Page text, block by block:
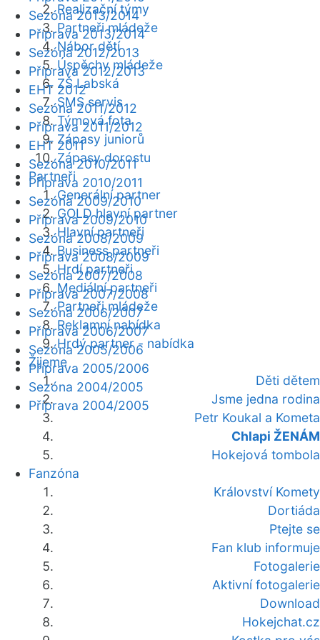
Realizační týmy
Partneři mládeže
Nábor dětí
Úspěchy mládeže
ZŠ Labská
SMS servis
Týmová fota
Zápasy juniorů
Zápasy dorostu
Partneři
Generální partner
GOLD hlavní partner
Hlavní partneři
Business partneři
Hrdí partneři
Mediální partneři
Partneři mládeže
Reklamní nabídka
Hrdý partner - nabídka
Žijeme
Děti dětem
Jsme jedna rodina
Petr Koukal a Kometa
Chlapi ŽENÁM
Hokejová tombola
Fanzóna
Království Komety
Dortiáda
Ptejte se
Fan klub informuje
Fotogalerie
Aktivní fotogalerie
Download
Hokejchat.cz
Sezóna 2013/2014
Příprava 2013/2014
Sezóna 2012/2013
Příprava 2012/2013
EHT 2012
Sezóna 2011/2012
Příprava 2011/2012
EHT 2011
Sezóna 2010/2011
Příprava 2010/2011
Sezóna 2009/2010
Příprava 2009/2010
Sezóna 2008/2009
Příprava 2008/2009
Sezóna 2007/2008
Příprava 2007/2008
Sezóna 2006/2007
Příprava 2006/2007
Sezóna 2005/2006
Příprava 2005/2006
Sezóna 2004/2005
Příprava 2004/2005